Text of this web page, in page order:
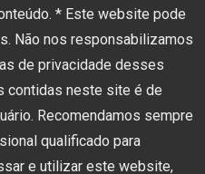
* Este website pode
Não nos responsabilizamos
de privacidade desses
contidas neste site é de
Recomendamos sempre
qualificado para
e utilizar este website,